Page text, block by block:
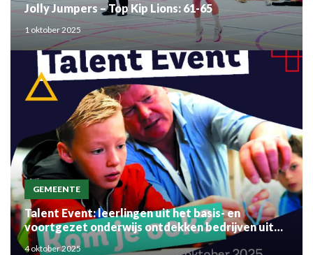
Jolly Jumpers – Top Kip Lions: 61-65
1 oktober 2025
GEMEENTE
Talent Event: leerlingen uit het basis- en
voortgezet onderwijs ontdekken bedrijven uit
de regio
4 oktober 2025